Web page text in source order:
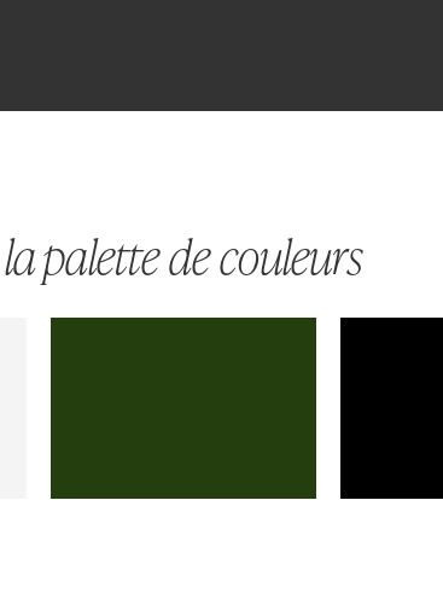
la palette de couleurs